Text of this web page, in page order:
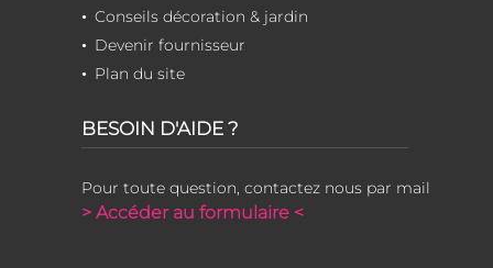
Conseils décoration & jardin
Devenir fournisseur
Plan du site
BESOIN D'AIDE ?
Pour toute question, contactez nous par mail
> Accéder au formulaire <